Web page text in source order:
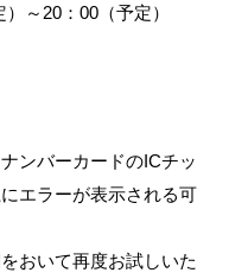
ま向け）
するサイトとなりま
～20：00（予定）
ンバーカードのICチッ
エラーが表示される可
おいて再度お試しいた